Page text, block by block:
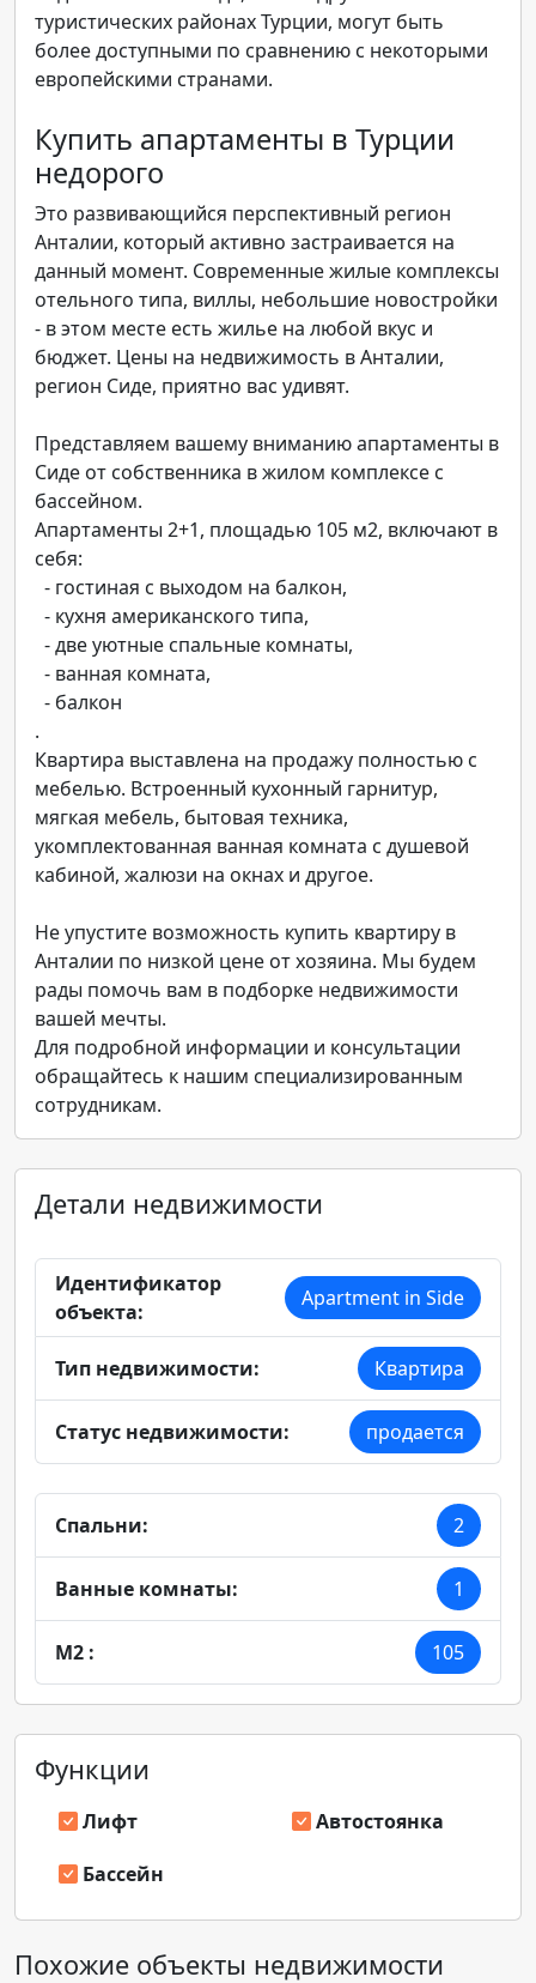
туристических районах Турции, могут быть
более доступными по сравнению с некоторыми
европейскими странами.
Купить апартаменты в Турции
недорого
Это развивающийся перспективный регион
Анталии, который активно застраивается на
данный момент. Современные жилые комплексы
отельного типа, виллы, небольшие новостройки
- в этом месте есть жилье на любой вкус и
бюджет. Цены на недвижимость в Анталии,
регион Сиде, приятно вас удивят.
Представляем вашему вниманию апартаменты в
Сиде от собственника в жилом комплексе с
бассейном.
Апартаменты 2+1, площадью 105 м2, включают в
себя:
- гостиная с выходом на балкон,
- кухня американского типа,
- две уютные спальные комнаты,
- ванная комната,
- балкон
.
Квартира выставлена на продажу полностью с
мебелью. Встроенный кухонный гарнитур,
мягкая мебель, бытовая техника,
укомплектованная ванная комната с душевой
кабиной, жалюзи на окнах и другое.
Не упустите возможность купить квартиру в
Анталии по низкой цене от хозяина. Мы будем
рады помочь вам в подборке недвижимости
вашей мечты.
Для подробной информации и консультации
обращайтесь к нашим специализированным
сотрудникам.
Детали недвижимости
Идентификатор
объекта:
Apartment in Side
Тип недвижимости: Квартира
Статус недвижимости: продается
Спальни: 2
Ванные комнаты: 1
M2 : 105
Функции
Лифт
Автостоянка
Бассейн
Похожие объекты недвижимости